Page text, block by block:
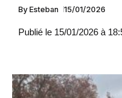
By Esteban 15/01/2026
Publié le 15/01/2026 à